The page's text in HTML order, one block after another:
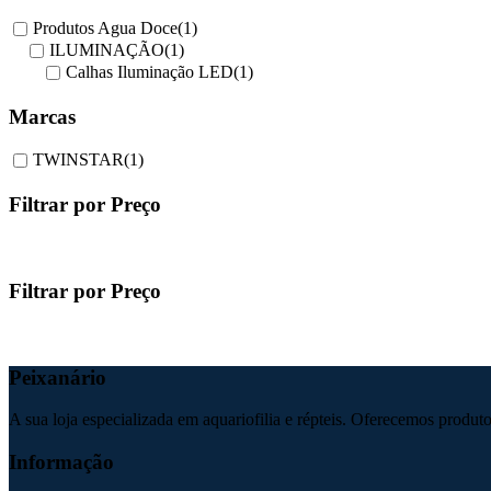
may
be
chosen
on
product
Produtos Agua Doce(1)
ILUMINAÇÃO(1)
Calhas Iluminação LED(1)
Marcas
TWINSTAR(1)
Filtrar por Preço
Filtrar por Preço
Peixanário
A sua loja especializada em aquariofilia e répteis. Oferecemos
Informação